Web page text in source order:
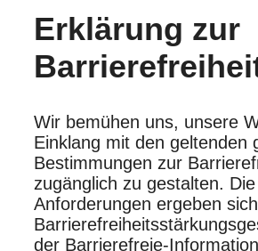
Erklärung zur
Wir bemühen uns, unsere
Einklang mit den geltenden
Bestimmungen zur
zugänglich zu gestalten. Die
Anforderungen ergeben
der Barrierefreie-